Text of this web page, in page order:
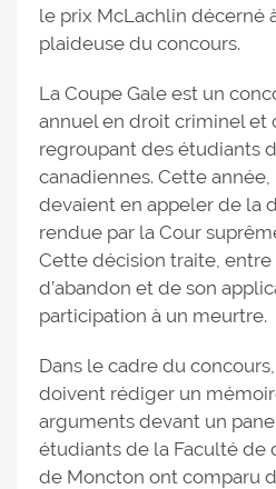
le prix McLachlin décerné
plaideuse du concours.
La Coupe Gale est un
annuel en droit criminel et
regroupant des étudiants
canadiennes. Cette
devaient en appeler de la
rendue par la Cour
Cette décision traite,
d’abandon et de son
participation à un meurtre.
Dans le cadre du
doivent rédiger un
arguments devant un
étudiants de la Faculté de
de Moncton ont comparu